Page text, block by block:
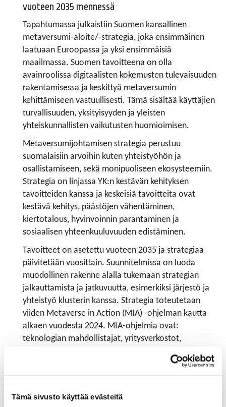
Tämä sivusto käyttää evästeitä
vuoteen 2035 mennessä
Tapahtumassa julkaistiin Suomen kansallinen
metaversumi-aloite/-strategia, joka ensimmäinen
laatuaan Euroopassa ja yksi ensimmäisiä
maailmassa. Suomen tavoitteena on olla
avainroolissa digitaalisten kokemusten tulevaisuuden
rakentamisessa ja keskittyä metaversumin
kehittämiseen vastuullisesti. Tämä sisältää käyttäjien
turvallisuuden, yksityisyyden ja yleisten
yhteiskunnallisten vaikutusten huomioimisen.
Metaversumijohtamisen strategia perustuu
suomalaisiin arvoihin kuten yhteistyöhön ja
osallistamiseen, sekä monipuoliseen ekosysteemiin.
Strategia on linjassa YK:n kestävän kehityksen
tavoitteiden kanssa ja keskeisiä tavoitteita ovat
kestävä kehitys, päästöjen vähentäminen,
kiertotalous, hyvinvoinnin parantaminen ja
sosiaalisen yhteenkuuluvuuden edistäminen.
Tavoitteet on asetettu vuoteen 2035 ja strategiaa
päivitetään vuosittain. Suunnitelmissa on luoda
muodollinen rakenne alalla tukemaan strategian
jalkauttamista ja jatkuvuutta, esimerkiksi järjestö ja
yhteistyö klusterin kanssa. Strategia toteutetaan
viiden Metaverse in Action (MIA) -ohjelman kautta
alkaen vuodesta 2024. MIA-ohjelmia ovat:
teknologian mahdollistajat, yritysverkostot,
todellisuus, sillä teknologian, standardoinnin,